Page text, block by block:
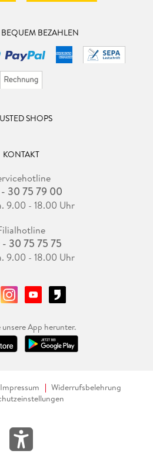
BEZAHLEN
SHOPS
KONTAKT
30 75 79 00
9.00 - 18.00 Uhr
30 75 75 75
9.00 - 18.00 Uhr
unsere App herunter.
Impressum
Widerrufsbelehrung